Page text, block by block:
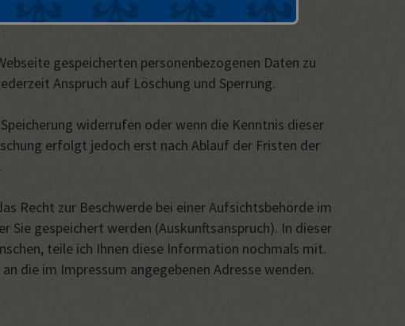
gespeicherten personenbezogenen Daten zu
Anspruch auf Löschung und Sperrung.
widerrufen oder wenn die Kenntnis dieser
erfolgt jedoch erst nach Ablauf der Fristen der
Recht zur Beschwerde bei einer Aufsichtsbehörde im
Sie gespeichert werden (Auskunftsanspruch). In dieser
teile ich Ihnen diese Information nochmals mit.
die im Impressum angegebenen Adresse wenden.